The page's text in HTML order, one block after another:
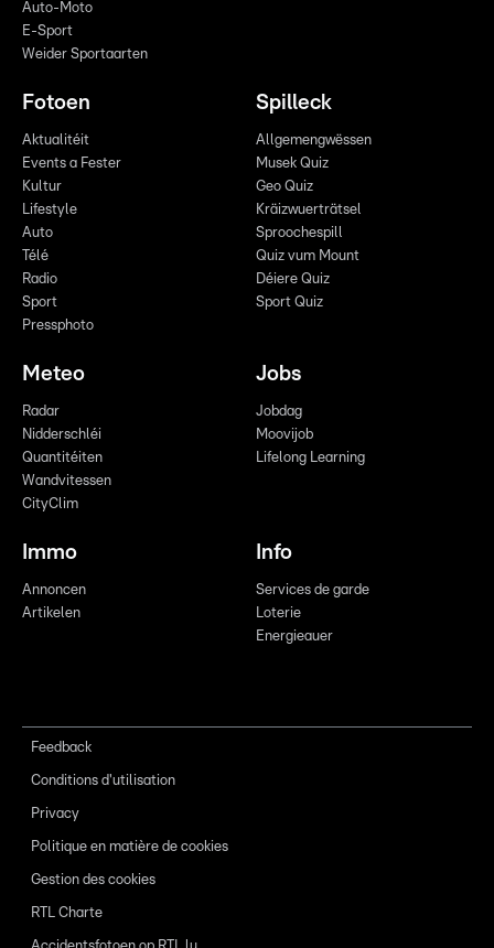
Auto-Moto
E-Sport
Weider Sportaarten
Fotoen
Aktualitéit
Events a Fester
Kultur
Lifestyle
Auto
Télé
Radio
Sport
Pressphoto
Spilleck
Allgemengwëssen
Musek Quiz
Geo Quiz
Kräizwuerträtsel
Sproochespill
Quiz vum Mount
Déiere Quiz
Sport Quiz
Meteo
Radar
Nidderschléi
Quantitéiten
Wandvitessen
CityClim
Jobs
Jobdag
Moovijob
Lifelong Learning
Immo
Annoncen
Artikelen
Info
Services de garde
Loterie
Energieauer
Feedback
Conditions d'utilisation
Privacy
Politique en matière de cookies
Gestion des cookies
RTL Charte